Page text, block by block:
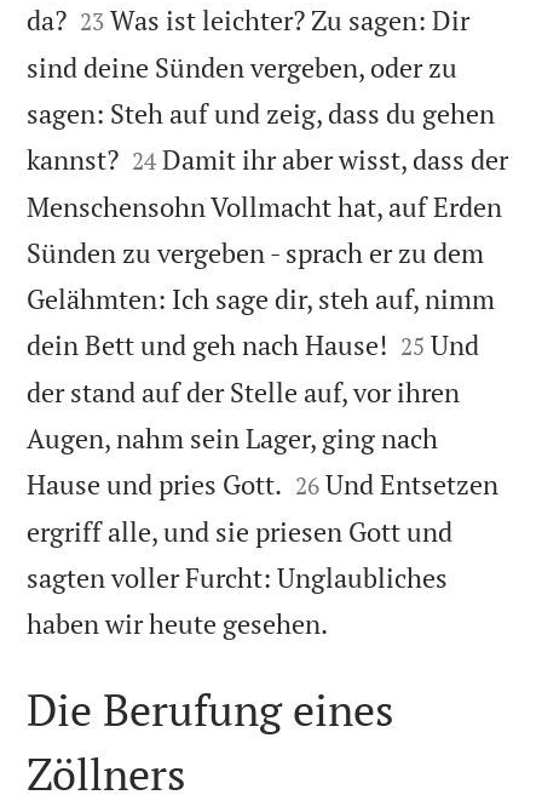
da?
23 Was ist leichter? Zu sagen: Dir
sind deine Sünden vergeben, oder zu
sagen: Steh auf und zeig, dass du gehen
kannst?
24 Damit ihr aber wisst, dass der
Menschensohn Vollmacht hat, auf Erden
Sünden zu vergeben - sprach er zu dem
Gelähmten: Ich sage dir, steh auf, nimm
dein Bett und geh nach Hause! 

25 Und
der stand auf der Stelle auf, vor ihren
Augen, nahm sein Lager, ging nach
Hause und pries Gott. 

26 Und Entsetzen
ergriff alle, und sie priesen Gott und
sagten voller Furcht: Unglaubliches
haben wir heute gesehen.
Die Berufung eines
Zöllners